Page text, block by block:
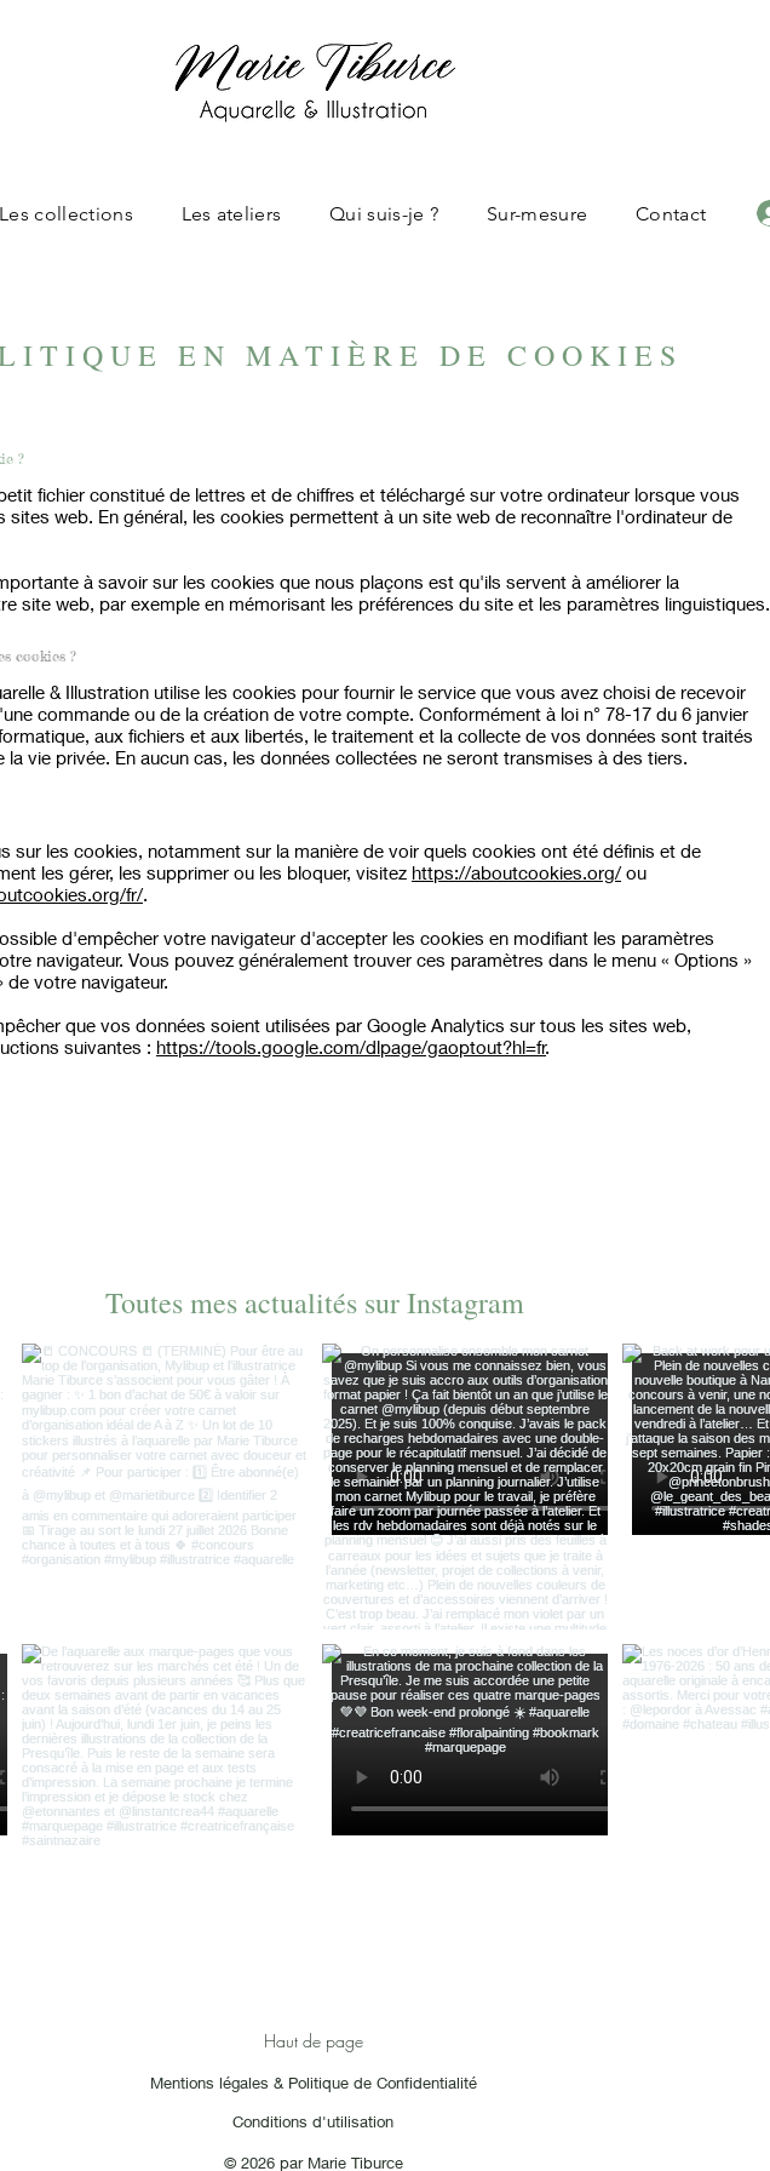
Les collections Les ateliers Qui suis-je ? Sur-mesure Contact
EN MATIÈRE DE COOKIES
?
fichier constitué de lettres et de chiffres et téléchargé sur votre ordinateur lorsque vous
sites web. En général, les cookies permettent à un site web de reconnaître l'ordinateur de
à savoir sur les cookies que nous plaçons est qu'ils servent à améliorer la
site web, par exemple en mémorisant les préférences du site et les paramètres linguistiques.
cookies ?
& Illustration utilise les cookies pour fournir le service que vous avez choisi de recevoir
commande ou de la création de votre compte. Conformément à loi n° 78-17 du 6 janvier
aux fichiers et aux libertés, le traitement et la collecte de vos données sont traités
la vie privée. En aucun cas, les données collectées ne seront transmises à des tiers.
sur les cookies, notamment sur la manière de voir quels cookies ont été définis et de
les gérer, les supprimer ou les bloquer, visitez https://aboutcookies.org/ ou
fr/.
d'empêcher votre navigateur d'accepter les cookies en modifiant les paramètres
navigateur. Vous pouvez généralement trouver ces paramètres dans le menu « Options »
de votre navigateur.
que vos données soient utilisées par Google Analytics sur tous les sites web,
suivantes : https://tools.google.com/dlpage/gaoptout?hl=fr.
Toutes mes actualités sur Instagram
Haut de page
Mentions légales & Politique de Confidentialité
Conditions d'utilisation
© 2026 par Marie Tiburce